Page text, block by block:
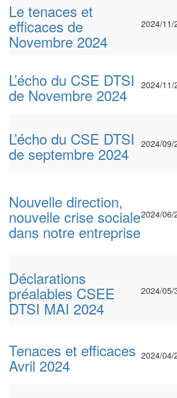
Le tenaces et
efficaces de
Novembre 2024
2024/11/
L’écho du CSE DTSI
de Novembre 2024 2024/11/
L’écho du CSE DTSI
de septembre 2024 2024/09/
Nouvelle direction,
nouvelle crise sociale
dans notre entreprise
2024/06/
Déclarations
préalables CSEE
DTSI MAI 2024
2024/05/
Tenaces et efficaces
Avril 2024 2024/04/